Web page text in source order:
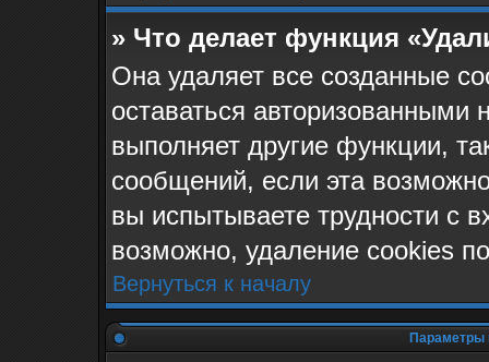
» Что делает функция
Она удаляет все созданные
оставаться авторизованными
выполняет другие функции,
сообщений, если эта
вы испытываете трудности с
возможно, удаление cookies
Вернуться к началу
Параметры